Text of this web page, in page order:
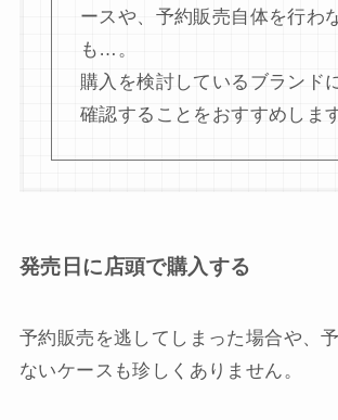
ースや、予約販売自体を行わ
も…。
購入を検討しているブランド
確認することをおすすめします
発売日に店頭で購入する
予約販売を逃してしまった場合や、
ないケースも珍しくありません。